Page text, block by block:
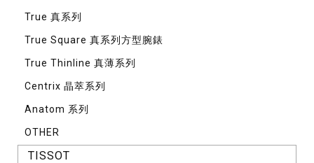
True 真系列
True Square 真系列方型腕錶
True Thinline 真薄系列
Centrix 晶萃系列
Anatom 系列
OTHER
TISSOT